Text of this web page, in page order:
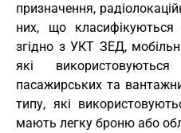
призначення,
них, що класифікуються
згідно з УКТ ЗЕД,
які
пасажирських та
типу, які
мають легку броню або